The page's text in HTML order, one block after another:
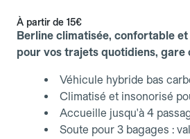
À partir de 15€
Berline climatisée, confortable
pour vos trajets quotidiens, gare
Véhicule hybride bas
Climatisé et insonorisé
Accueille jusqu'à 4
Soute pour 3 bagages :